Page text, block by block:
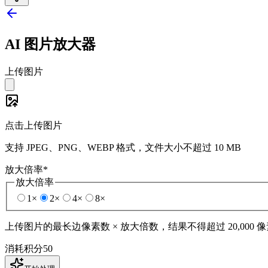
AI 图片放大器
上传图片
点击上传图片
支持 JPEG、PNG、WEBP 格式，文件大小不超过 10 MB
放大倍率*
放大倍率
1×
2× 4× 8×
上传图片的最长边像素数 × 放大倍数，结果不得超过 20,000
消耗积分50